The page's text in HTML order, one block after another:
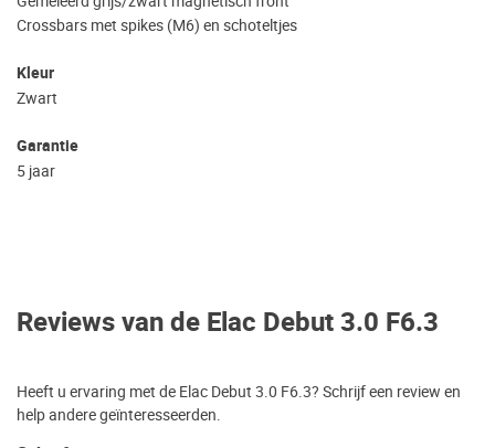
Crossbars met spikes (M6) en schoteltjes
Kleur
Zwart
Garantie
5 jaar
Reviews van de Elac Debut 3.0 F6.3
Heeft u ervaring met de Elac Debut 3.0 F6.3? Schrijf een review en
help andere geïnteresseerden.